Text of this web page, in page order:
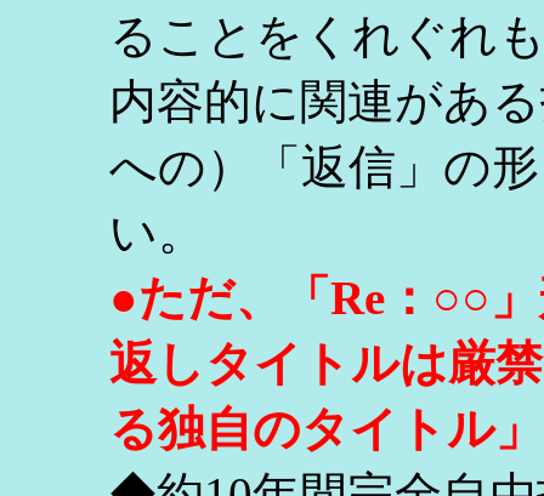
ることをくれぐれ
内容的に関連があ
への）「返信」の
い。
●ただ、「Re：○○
返しタイトルは厳
る独自のタイトル